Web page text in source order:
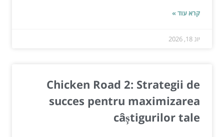
קרא עוד »
יונ 18, 2026
Chicken Road 2: Strategii de
succes pentru maximizarea
câștigurilor tale